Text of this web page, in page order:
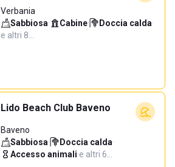
Verbania
Sabbiosa· Cabine· Doccia calda·
e altri 8…
Lido Beach Club Baveno
Baveno
Sabbiosa· Doccia calda·
Accesso animali·e altri 6…